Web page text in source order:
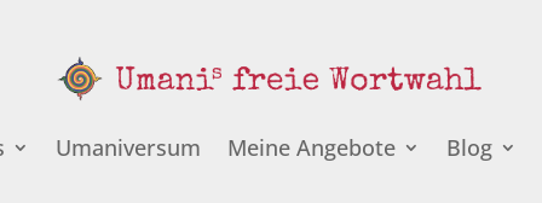
Umaniversum Meine Angebote Blog